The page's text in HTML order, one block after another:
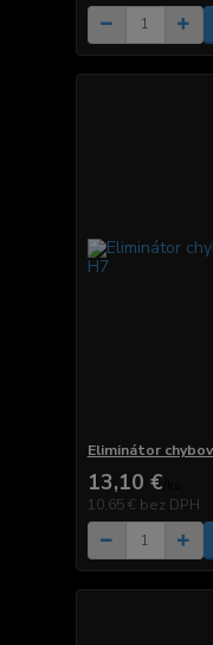
Eliminátor
13,10 €
10,65 € bez DPH